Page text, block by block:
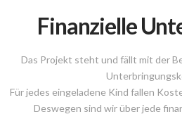
Finanzielle
Das Projekt steht und fällt mit der
Für jedes eingeladene Kind fallen
Deswegen sind wir über jede